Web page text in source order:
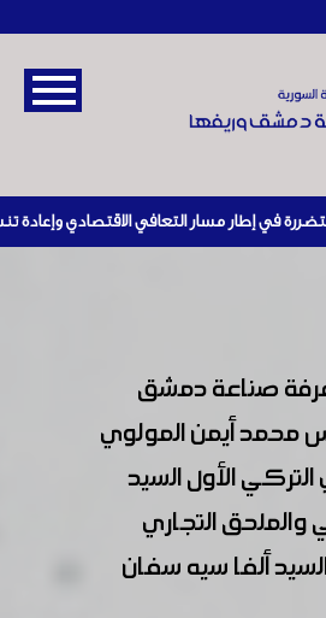
صناعة دمشق
محمد أيمن المولوي
الأول السيد
التجاري
ألفا سيه سفان